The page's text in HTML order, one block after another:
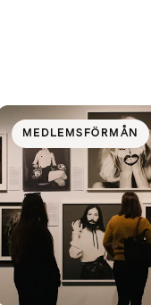
MEDLEMSFÖRMÅN